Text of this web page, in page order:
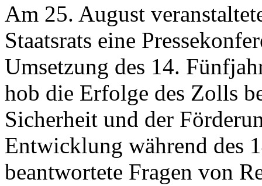
Am 25. August
Staatsrats eine
Umsetzung des 14.
hob die Erfolge des Zolls
Sicherheit und der
Entwicklung während des
beantwortete Fragen von